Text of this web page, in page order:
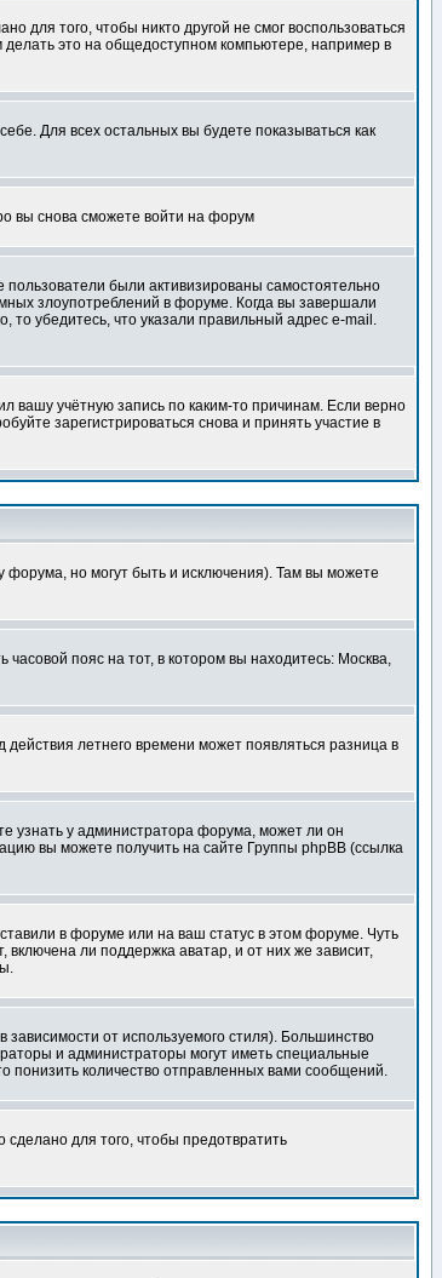
для того, чтобы никто другой не смог воспользоваться
делать это на общедоступном компьютере, например в
Для всех остальных вы будете показываться как
вы снова сможете войти на форум
были активизированы самостоятельно
злоупотреблений в форуме. Когда вы завершали
то убедитесь, что указали правильный адрес e-mail.
вашу учётную запись по каким-то причинам. Если верно
зарегистрироваться снова и принять участие в
форума, но могут быть и исключения). Там вы можете
пояс на тот, в котором вы находитесь: Москва,
летнего времени может появляться разница в
узнать у администратора форума, может ли он
вы можете получить на сайте Группы phpBB (ссылка
в форуме или на ваш статус в этом форуме. Чуть
ли поддержка аватар, и от них же зависит,
от используемого стиля). Большинство
и администраторы могут иметь специальные
понизить количество отправленных вами сообщений.
для того, чтобы предотвратить